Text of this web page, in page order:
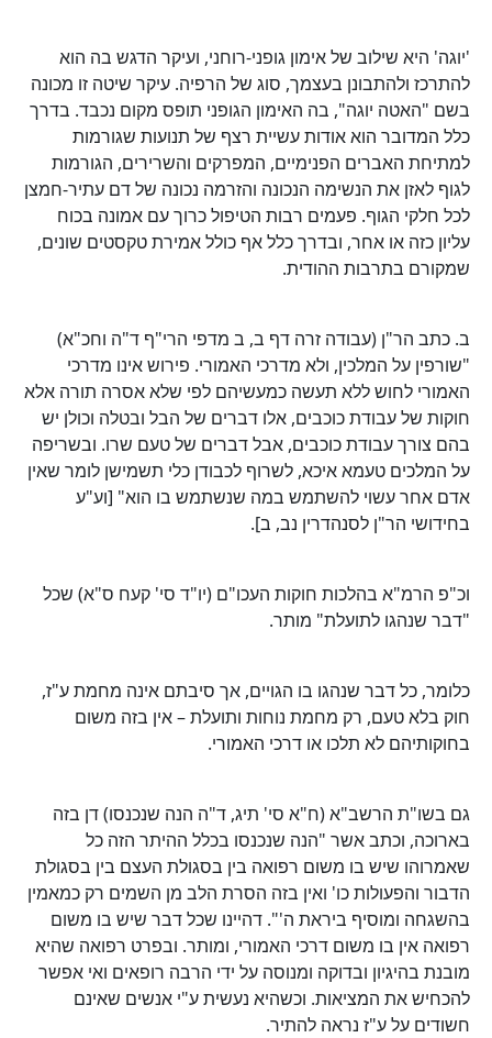
'יוגה' היא שילוב של אימון גופני-רוחני, ועיקר הדגש בה הוא
להתרכז ולהתבונן בעצמך, סוג של הרפיה. עיקר שיטה זו מכונה
בשם "האטה יוגה", בה האימון הגופני תופס מקום נכבד. בדרך
כלל המדובר הוא אודות עשיית רצף של תנועות שגורמות
למתיחת האברים הפנימיים, המפרקים והשרירים, הגורמות
לגוף לאזן את הנשימה הנכונה והזרמה נכונה של דם עתיר-חמצן
לכל חלקי הגוף. פעמים רבות הטיפול כרוך עם אמונה בכוח
עליון כזה או אחר, ובדרך כלל אף כולל אמירת טקסטים שונים,
שמקורם בתרבות ההודית.
ב. כתב הר"ן (עבודה זרה דף ב, ב מדפי הרי"ף ד"ה וחכ"א)
"שורפין על המלכין, ולא מדרכי האמורי. פירוש אינו מדרכי
האמורי לחוש ללא תעשה כמעשיהם לפי שלא אסרה תורה אלא
חוקות של עבודת כוכבים, אלו דברים של הבל ובטלה וכולן יש
בהם צורך עבודת כוכבים, אבל דברים של טעם שרו. ובשריפה
על המלכים טעמא איכא, לשרוף לכבודן כלי תשמישן לומר שאין
אדם אחר עשוי להשתמש במה שנשתמש בו הוא" [וע"ע
בחידושי הר"ן לסנהדרין נב, ב].
וכ"פ הרמ"א בהלכות חוקות העכו"ם (יו"ד סי' קעח ס"א) שכל
"דבר שנהגו לתועלת" מותר.
כלומר, כל דבר שנהגו בו הגויים, אך סיבתם אינה מחמת ע"ז,
חוק בלא טעם, רק מחמת נוחות ותועלת – אין בזה משום
בחוקותיהם לא תלכו או דרכי האמורי.
גם בשו"ת הרשב"א (ח"א סי' תיג, ד"ה הנה שנכנסו) דן בזה
בארוכה, וכתב אשר "הנה שנכנסו בכלל ההיתר הזה כל
שאמרוהו שיש בו משום רפואה בין בסגולת העצם בין בסגולת
הדבור והפעולות כו' ואין בזה הסרת הלב מן השמים רק כמאמין
בהשגחה ומוסיף ביראת ה'". דהיינו שכל דבר שיש בו משום
רפואה אין בו משום דרכי האמורי, ומותר. ובפרט רפואה שהיא
מובנת בהיגיון ובדוקה ומנוסה על ידי הרבה רופאים ואי אפשר
להכחיש את המציאות. וכשהיא נעשית ע"י אנשים שאינם
חשודים על ע"ז נראה להתיר.